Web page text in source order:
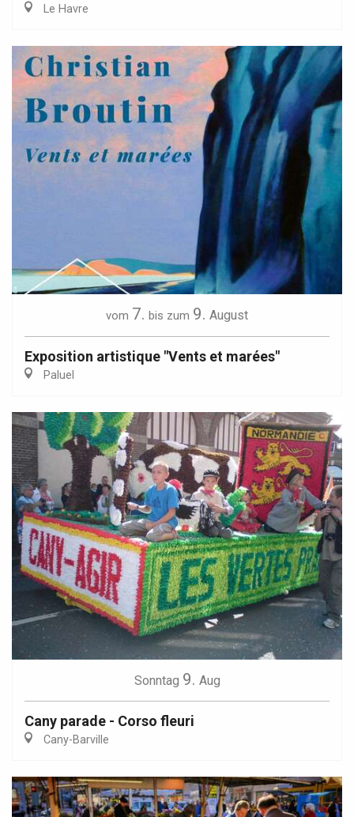
Le Havre
vom 7. bis zum 9. August
Exposition artistique "Vents et marées"
Paluel
Sonntag 9. Aug
Cany parade - Corso fleuri
Cany-Barville